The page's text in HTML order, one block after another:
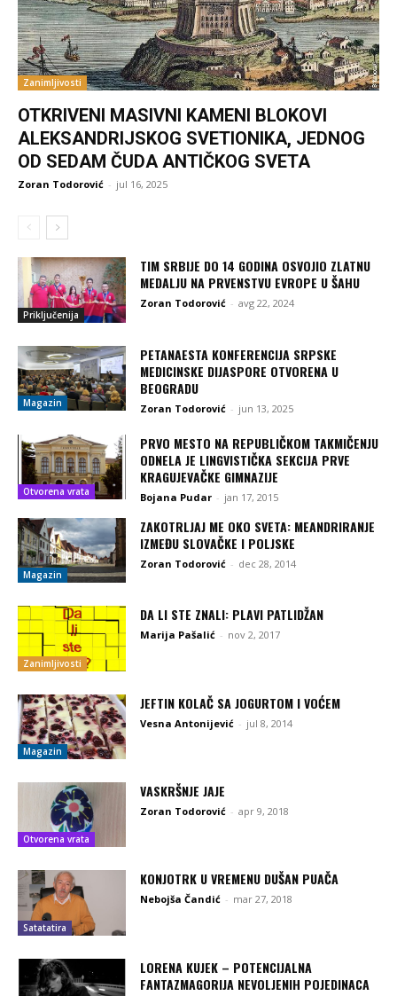
Zanimljivosti
OTKRIVENI MASIVNI KAMENI BLOKOVI
ALEKSANDRIJSKOG SVETIONIKA, JEDNOG
OD SEDAM ČUDA ANTIČKOG SVETA
Zoran Todorović - jul 16, 2025
Priključenija
TIM SRBIJE DO 14 GODINA OSVOJIO ZLATNU
MEDALJU NA PRVENSTVU EVROPE U ŠAHU
Zoran Todorović - avg 22, 2024
Magazin
PETANAESTA KONFERENCIJA SRPSKE
MEDICINSKE DIJASPORE OTVORENA U
BEOGRADU
Zoran Todorović - jun 13, 2025
Otvorena vrata
PRVO MESTO NA REPUBLIČKOM TAKMIČENJU
ODNELA JE LINGVISTIČKA SEKCIJA PRVE
KRAGUJEVAČKE GIMNAZIJE
Bojana Pudar - jan 17, 2015
Magazin
ZAKOTRLJAJ ME OKO SVETA: MEANDRIRANJE
IZMEĐU SLOVAČKE I POLJSKE
Zoran Todorović - dec 28, 2014
Zanimljivosti
DA LI STE ZNALI: PLAVI PATLIDŽAN
Marija Pašalić - nov 2, 2017
Magazin
JEFTIN KOLAČ SA JOGURTOM I VOĆEM
Vesna Antonijević - jul 8, 2014
Otvorena vrata
VASKRŠNJE JAJE
Zoran Todorović - apr 9, 2018
Satatatira
KONJOTRK U VREMENU DUŠAN PUAČA
Nebojša Čandić - mar 27, 2018
LORENA KUJEK – POTENCIJALNA
FANTAZMAGORIJA NEVOLJENIH POJEDINACA